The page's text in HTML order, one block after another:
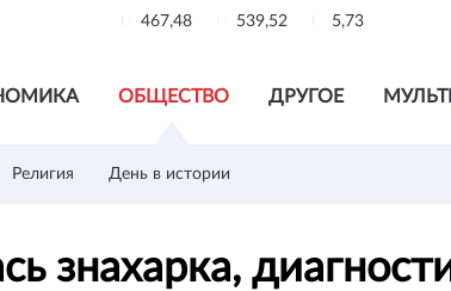
467,48 539,52 5,73
ОБЩЕСТВО ДРУГОЕ
Религия День в истории
знахарка,